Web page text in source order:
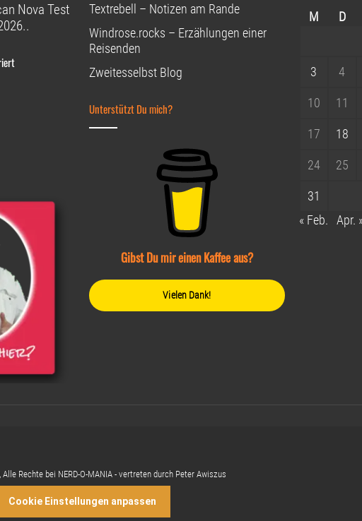
Nova Test
Textrebell – Notizen am Rande
Windrose.rocks – Erzählungen einer
Reisenden
Zweitesselbst Blog
Unterstützt Du mich?
Gibst Du mir einen Kaffee aus?
Vielen Dank!
M
D
3 4
10 11
17 18
24 25
31
« Feb.
Apr.
Rechte bei NERD-O-MANIA - vertreten durch Peter Awiszus
Cookie Einstellungen anpassen